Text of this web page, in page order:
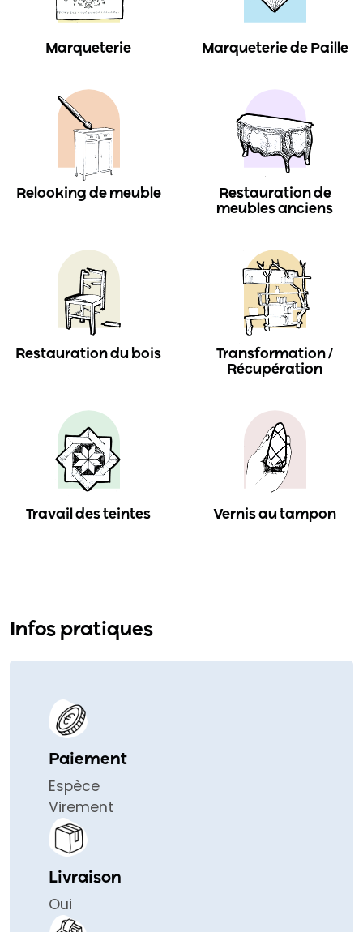
Marqueterie Marqueterie de Paille
Relooking de meuble
Restauration de
meubles anciens
Restauration du bois
Transformation /
Récupération
Travail des teintes Vernis au tampon
Infos pratiques
Paiement
Espèce
Virement
Livraison
Oui